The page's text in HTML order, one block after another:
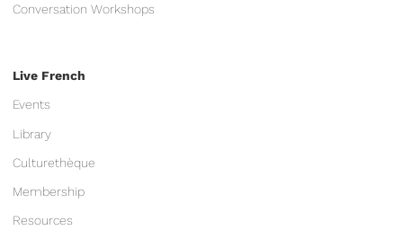
Conversation Workshops
Live French
Events
Library
Culturethèque
Membership
Resources